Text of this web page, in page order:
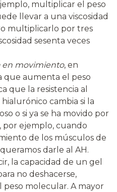
multiplicar el peso
llevar a una viscosidad
multiplicarlo por tres
sesenta veces
en movimiento, en
que aumenta el peso
que la resistencia al
cambia si la
o si ya se ha movido por
por ejemplo, cuando
de los músculos de
darle al AH.
la capacidad de un gel
no deshacerse,
molecular. A mayor